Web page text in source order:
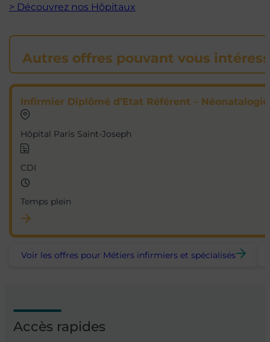
> Découvrez nos Hôpitaux
Autres offres pouvant vous
Infirmier Diplômé d’Etat Référent – Néonatalogie
Hôpital Paris Saint-Joseph
CDI
Temps plein
Voir les offres pour Métiers infirmiers et spécialisés
Accès rapides